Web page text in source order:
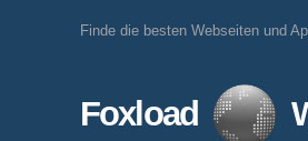
Finde die besten Webseiten und
Foxload